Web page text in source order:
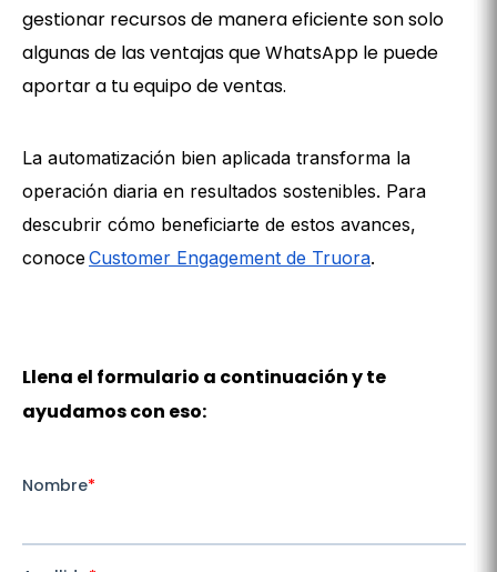
gestionar recursos de manera eficiente son solo
algunas de las ventajas que WhatsApp le puede
aportar a tu equipo de ventas.
La automatización bien aplicada transforma la
operación diaria en resultados sostenibles. Para
descubrir cómo beneficiarte de estos avances,
conoceCustomer Engagement de Truora.
Llena el formulario a continuación y te
ayudamos con eso: